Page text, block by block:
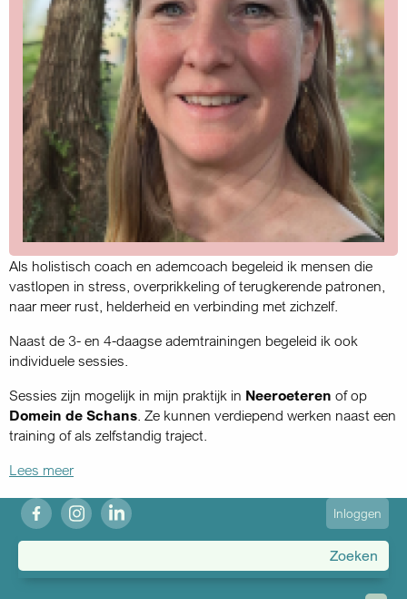
Als holistisch coach en ademcoach begeleid ik mensen die
vastlopen in stress, overprikkeling of terugkerende patronen,
naar meer rust, helderheid en verbinding met zichzelf.
Naast de 3- en 4-daagse ademtrainingen begeleid ik ook
individuele sessies.
Sessies zijn mogelijk in mijn praktijk in Neeroeteren of op
Domein de Schans. Ze kunnen verdiepend werken naast een
training of als zelfstandig traject.
Lees meer
fb ig in
User
account
menu
Inloggen